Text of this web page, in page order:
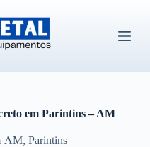
em Parintins – AM
AM, Parintins